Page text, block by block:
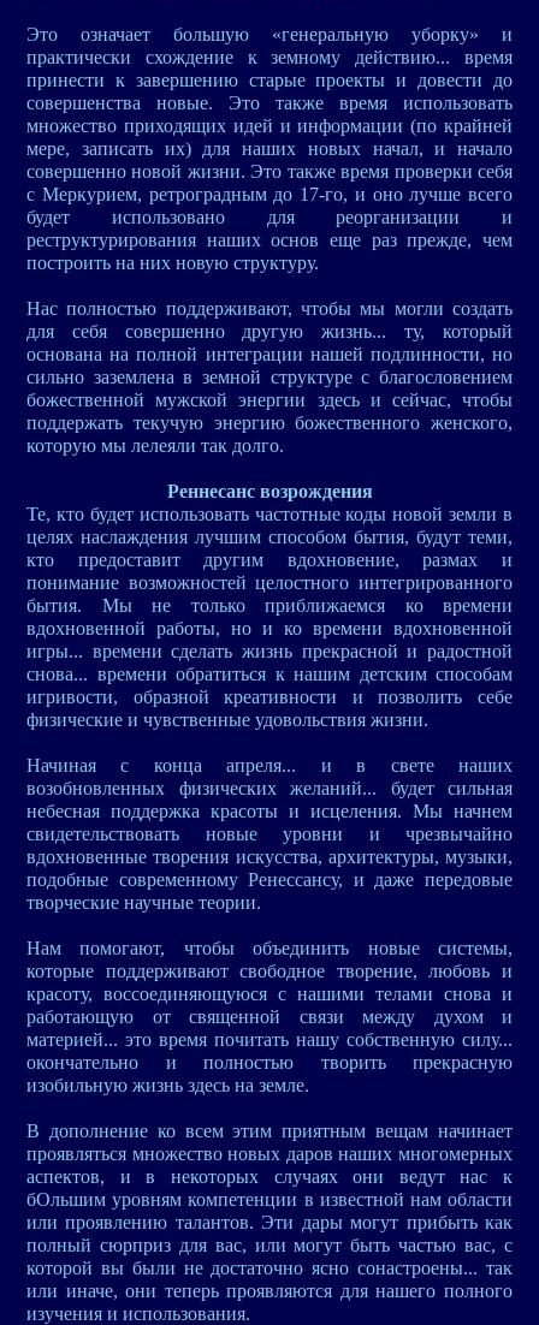
Это означает большую «генеральную уборку» и
практически схождение к земному действию... время
принести к завершению старые проекты и довести до
совершенства новые. Это также время использовать
множество приходящих идей и информации (по крайней
мере, записать их) для наших новых начал, и начало
совершенно новой жизни. Это также время проверки себя
с Меркурием, ретроградным до 17-го, и оно лучше всего
будет использовано для реорганизации и
реструктурирования наших основ еще раз прежде, чем
построить на них новую структуру.
Нас полностью поддерживают, чтобы мы могли создать
для себя совершенно другую жизнь... ту, который
основана на полной интеграции нашей подлинности, но
сильно заземлена в земной структуре с благословением
божественной мужской энергии здесь и сейчас, чтобы
поддержать текучую энергию божественного женского,
которую мы лелеяли так долго.
Реннесанс возрождения
Те, кто будет использовать частотные коды новой земли в
целях наслаждения лучшим способом бытия, будут теми,
кто предоставит другим вдохновение, размах и
понимание возможностей целостного интегрированного
бытия. Мы не только приближаемся ко времени
вдохновенной работы, но и ко времени вдохновенной
игры... времени сделать жизнь прекрасной и радостной
снова... времени обратиться к нашим детским способам
игривости, образной креативности и позволить себе
физические и чувственные удовольствия жизни.
Начиная с конца апреля... и в свете наших
возобновленных физических желаний... будет сильная
небесная поддержка красоты и исцеления. Мы начнем
свидетельствовать новые уровни и чрезвычайно
вдохновенные творения искусства, архитектуры, музыки,
подобные современному Ренессансу, и даже передовые
творческие научные теории.
Нам помогают, чтобы объединить новые системы,
которые поддерживают свободное творение, любовь и
красоту, воссоединяющуюся с нашими телами снова и
работающую от священной связи между духом и
материей... это время почитать нашу собственную силу...
окончательно и полностью творить прекрасную
изобильную жизнь здесь на земле.
В дополнение ко всем этим приятным вещам начинает
проявляться множество новых даров наших многомерных
аспектов, и в некоторых случаях они ведут нас к
бОльшим уровням компетенции в известной нам области
или проявлению талантов. Эти дары могут прибыть как
полный сюрприз для вас, или могут быть частью вас, с
которой вы были не достаточно ясно сонастроены... так
или иначе, они теперь проявляются для нашего полного
изучения и использования.